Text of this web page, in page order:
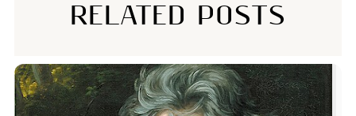
RELATED POSTS